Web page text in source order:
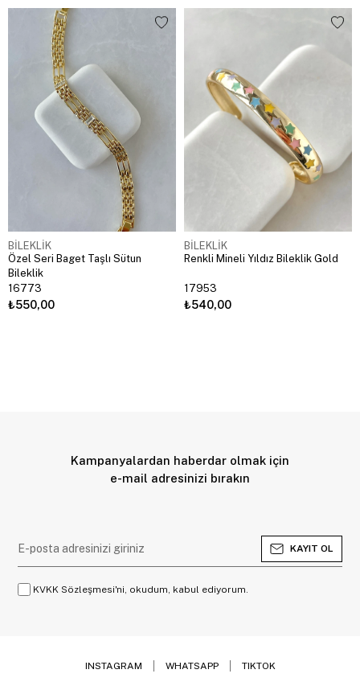
BİLEKLİK
Özel Seri Baget Taşlı Sütun
Bileklik
16773
₺550,00
BİLEKLİK
Renkli Mineli Yıldız Bileklik Gold
17953
₺540,00
Kampanyalardan haberdar olmak için
e-mail adresinizi bırakın
KAYIT OL
KVKK Sözleşmesi'ni, okudum, kabul ediyorum.
INSTAGRAM WHATSAPP TIKTOK